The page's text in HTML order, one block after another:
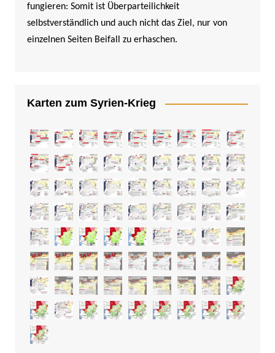
fungieren: Somit ist Überparteilichkeit
selbstverständlich und auch nicht das Ziel, nur von
einzelnen Seiten Beifall zu erhaschen.
Karten zum Syrien-Krieg